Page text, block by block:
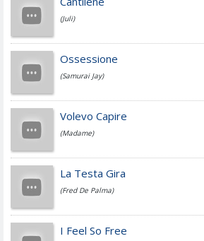
Cesare Cremonini
Jovanotti
Fedez
Simone Cristicchi
(Juli)
Ossessione
(Samurai Jay)
Volevo Capire
(Madame)
La Testa Gira
(Fred De Palma)
I Feel So Free